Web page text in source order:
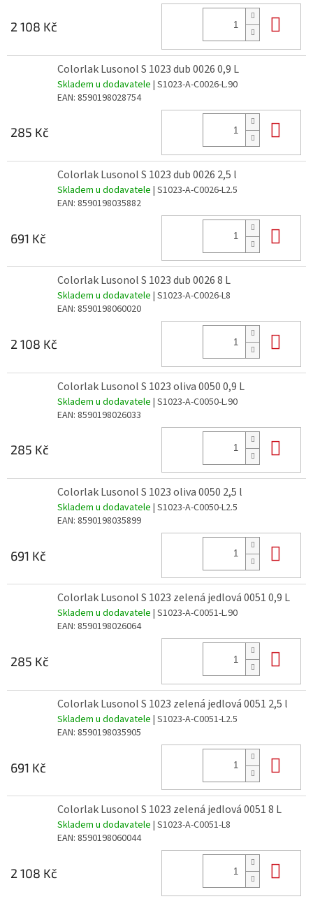
2 108 Kč
Colorlak Lusonol S 1023 dub 0026 0,9 L
Skladem u dodavatele | S1023-A-C0026-L.90
EAN: 8590198028754
285 Kč
Colorlak Lusonol S 1023 dub 0026 2,5 l
Skladem u dodavatele | S1023-A-C0026-L2.5
EAN: 8590198035882
691 Kč
Colorlak Lusonol S 1023 dub 0026 8 L
Skladem u dodavatele | S1023-A-C0026-L8
EAN: 8590198060020
2 108 Kč
Colorlak Lusonol S 1023 oliva 0050 0,9 L
Skladem u dodavatele | S1023-A-C0050-L.90
EAN: 8590198026033
285 Kč
Colorlak Lusonol S 1023 oliva 0050 2,5 l
Skladem u dodavatele | S1023-A-C0050-L2.5
EAN: 8590198035899
691 Kč
Colorlak Lusonol S 1023 zelená jedlová 0051 0,9 L
Skladem u dodavatele | S1023-A-C0051-L.90
EAN: 8590198026064
285 Kč
Colorlak Lusonol S 1023 zelená jedlová 0051 2,5 l
Skladem u dodavatele | S1023-A-C0051-L2.5
EAN: 8590198035905
691 Kč
Colorlak Lusonol S 1023 zelená jedlová 0051 8 L
Skladem u dodavatele | S1023-A-C0051-L8
EAN: 8590198060044
2 108 Kč